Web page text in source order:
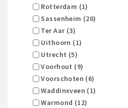
Rotterdam (1)
Sassenheim (20)
Ter Aar (3)
Uithoorn (1)
Utrecht (5)
Voorhout (9)
Voorschoten (6)
Waddinxveen (1)
Warmond (12)